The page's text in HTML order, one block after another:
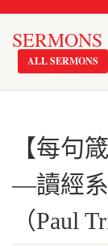
SERMONS
ALL SERMONS
【每句
—讀經
（Paul